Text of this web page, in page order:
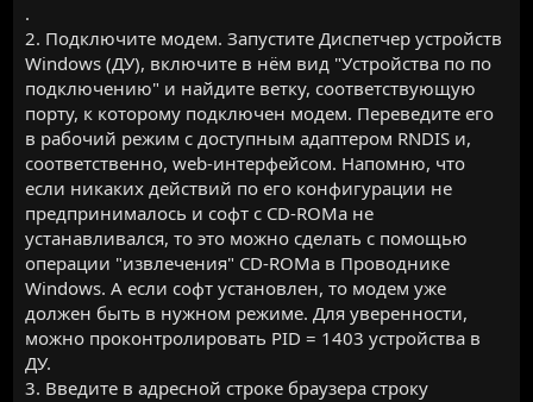
.
2. Подключите модем. Запустите Диспетчер устройств
Windows (ДУ), включите в нём вид "Устройства по по
подключению" и найдите ветку, соответствующую
порту, к которому подключен модем. Переведите его
в рабочий режим с доступным адаптером RNDIS и,
соответственно, web-интерфейсом. Напомню, что
если никаких действий по его конфигурации не
предпринималось и софт с CD-ROMа не
устанавливался, то это можно сделать с помощью
операции "извлечения" CD-ROMа в Проводнике
Windows. А если софт установлен, то модем уже
должен быть в нужном режиме. Для уверенности,
можно проконтролировать PID = 1403 устройства в
ДУ.
3. Введите в адресной строке браузера строку